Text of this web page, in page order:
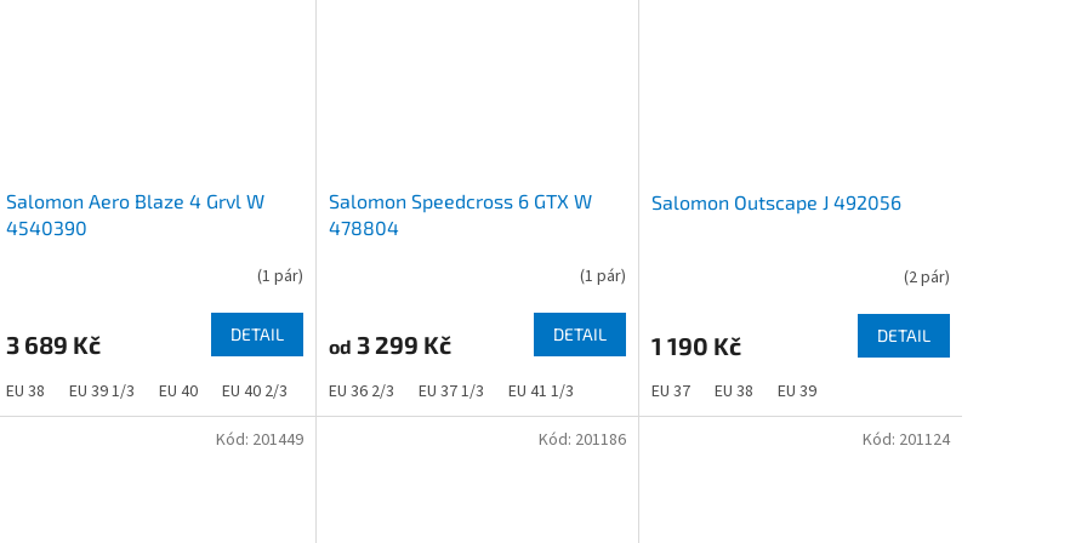
Salomon Aero Blaze 4 Grvl W
4540390
(1 pár)
3 689 Kč DETAIL
EU 38 EU 39 1/3 EU 40 EU 40 2/3 EU 41 1/3
Salomon Speedcross 6 GTX W
478804
(1 pár)
od 3 299 Kč DETAIL
EU 36 2/3 EU 37 1/3 EU 41 1/3
Salomon Outscape J 492056
(2 pár)
1 190 Kč DETAIL
EU 37 EU 38 EU 39
Kód: 201449 Kód: 201186 Kód: 201124